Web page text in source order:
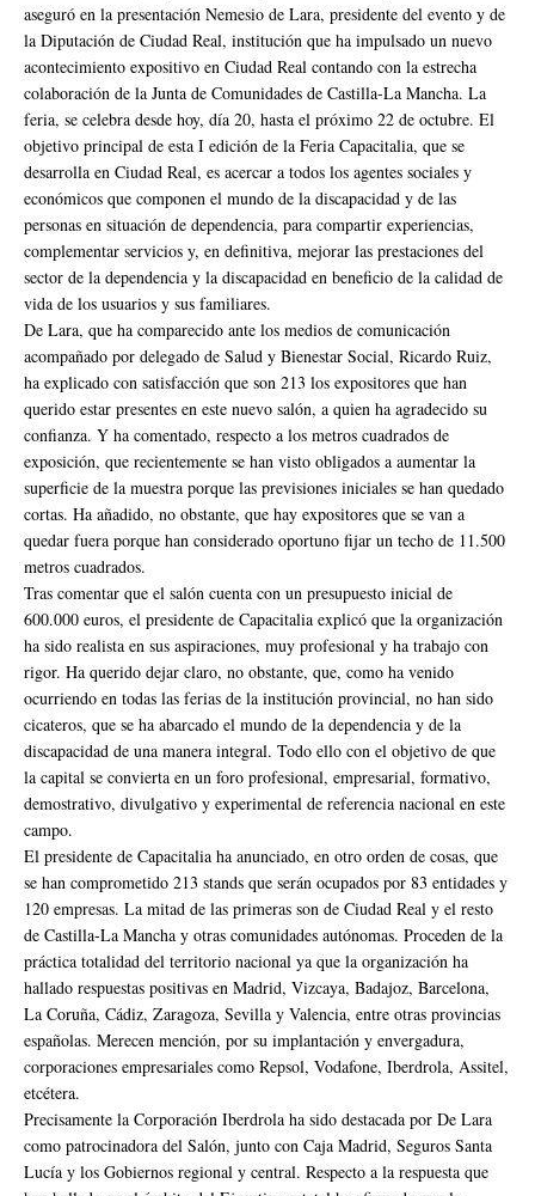
aseguró en la presentación Nemesio de Lara, presidente del evento y de
la Diputación de Ciudad Real, institución que ha impulsado un nuevo
acontecimiento expositivo en Ciudad Real contando con la estrecha
colaboración de la Junta de Comunidades de Castilla-La Mancha. La
feria, se celebra desde hoy, día 20, hasta el próximo 22 de octubre. El
objetivo principal de esta I edición de la Feria Capacitalia, que se
desarrolla en Ciudad Real, es acercar a todos los agentes sociales y
económicos que componen el mundo de la discapacidad y de las
personas en situación de dependencia, para compartir experiencias,
complementar servicios y, en definitiva, mejorar las prestaciones del
sector de la dependencia y la discapacidad en beneficio de la calidad de
vida de los usuarios y sus familiares.
De Lara, que ha comparecido ante los medios de comunicación
acompañado por delegado de Salud y Bienestar Social, Ricardo Ruiz,
ha explicado con satisfacción que son 213 los expositores que han
querido estar presentes en este nuevo salón, a quien ha agradecido su
confianza. Y ha comentado, respecto a los metros cuadrados de
exposición, que recientemente se han visto obligados a aumentar la
superficie de la muestra porque las previsiones iniciales se han quedado
cortas. Ha añadido, no obstante, que hay expositores que se van a
quedar fuera porque han considerado oportuno fijar un techo de 11.500
metros cuadrados.
Tras comentar que el salón cuenta con un presupuesto inicial de
600.000 euros, el presidente de Capacitalia explicó que la organización
ha sido realista en sus aspiraciones, muy profesional y ha trabajo con
rigor. Ha querido dejar claro, no obstante, que, como ha venido
ocurriendo en todas las ferias de la institución provincial, no han sido
cicateros, que se ha abarcado el mundo de la dependencia y de la
discapacidad de una manera integral. Todo ello con el objetivo de que
la capital se convierta en un foro profesional, empresarial, formativo,
demostrativo, divulgativo y experimental de referencia nacional en este
campo.
El presidente de Capacitalia ha anunciado, en otro orden de cosas, que
se han comprometido 213 stands que serán ocupados por 83 entidades y
120 empresas. La mitad de las primeras son de Ciudad Real y el resto
de Castilla-La Mancha y otras comunidades autónomas. Proceden de la
práctica totalidad del territorio nacional ya que la organización ha
hallado respuestas positivas en Madrid, Vizcaya, Badajoz, Barcelona,
La Coruña, Cádiz, Zaragoza, Sevilla y Valencia, entre otras provincias
españolas. Merecen mención, por su implantación y envergadura,
corporaciones empresariales como Repsol, Vodafone, Iberdrola, Assitel,
etcétera.
Precisamente la Corporación Iberdrola ha sido destacada por De Lara
como patrocinadora del Salón, junto con Caja Madrid, Seguros Santa
Lucía y los Gobiernos regional y central. Respecto a la respuesta que